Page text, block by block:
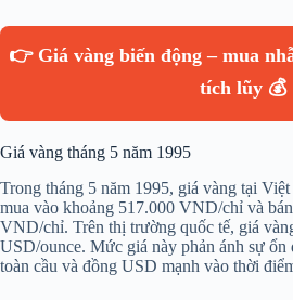
👉 Giá vàng biến động – mua
tích lũy 💰
Giá vàng tháng 5 năm 1995
Trong tháng 5 năm 1995, giá vàng tại
mua vào khoảng 517.000 VND/chỉ và
VND/chỉ. Trên thị trường quốc tế, giá
USD/ounce. Mức giá này phản ánh sự
toàn cầu và đồng USD mạnh vào thời